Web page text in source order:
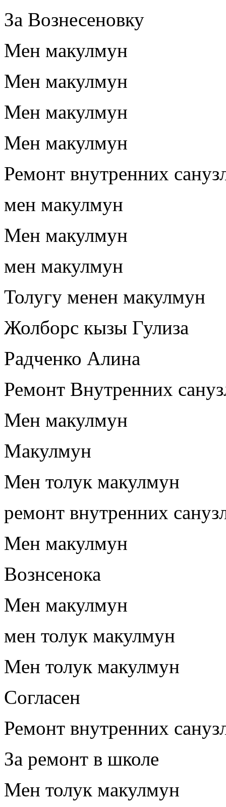
За Вознесеновку
Мен макулмун
Мен макулмун
Мен макулмун
Мен макулмун
Ремонт внутренних
мен макулмун
Мен макулмун
мен макулмун
Толугу менен макулмун
Жолборс кызы Гулиза
Радченко Алина
Ремонт Внутренних
Мен макулмун
Макулмун
Мен толук макулмун
ремонт внутренних
Мен макулмун
Вознсенока
Мен макулмун
мен толук макулмун
Мен толук макулмун
Согласен
Ремонт внутренних
За ремонт в школе
Мен толук макулмун